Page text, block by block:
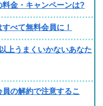
金・キャンペーンは?
べて無料会員に！
上うまくいかないあなた
の解約で注意するこ